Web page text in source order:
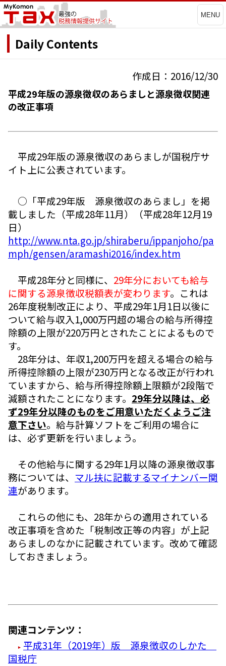
MENU
Daily Contents
作成日：2016/12/30
平成29年版の源泉徴収のあらましと源泉徴収関連
の改正事項
平成29年版の源泉徴収のあらましが国税庁サ
イト上に公表されています。
○「平成29年版 源泉徴収のあらまし」を掲
載しました（平成28年11月）（平成28年12月19
日）
http://www.nta.go.jp/shiraberu/ippanjoho/pa
mph/gensen/aramashi2016/index.htm
平成28年分と同様に、 29年分においても給与
に関する源泉徴収税額表が変わります。これは
26年度税制改正により、平成29年1月1日以後に
ついて給与収入1,000万円超の場合の給与所得控
除額の上限が220万円とされたことによるもので
す。
28年分は、年収1,200万円を超える場合の給与
所得控除額の上限が230万円となる改正が行われ
ていますから、給与所得控除額上限額が2段階で
減額されたことになります。 29年分以降は、必
ず29年分以降のものをご用意いただくようご注
意下さい。給与計算ソフトをご利用の場合に
は、必ず更新を行いましょう。
その他給与に関する29年1月以降の源泉徴収事
務については、 マル扶に記載するマイナンバー関
連があります。
これらの他にも、28年からの適用されている
改正事項を含めた「税制改正等の内容」が上記
あらましのなかに記載されています。改めて確認
しておきましょう。
関連コンテンツ：
平成31年（2019年）版 源泉徴収のしかた
国税庁